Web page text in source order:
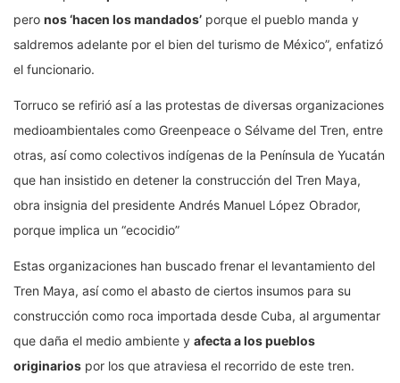
pero nos ‘hacen los mandados’ porque el pueblo manda y
saldremos adelante por el bien del turismo de México”, enfatizó
el funcionario.
Torruco se refirió así a las protestas de diversas organizaciones
medioambientales como Greenpeace o Sélvame del Tren, entre
otras, así como colectivos indígenas de la Península de Yucatán
que han insistido en detener la construcción del Tren Maya,
obra insignia del presidente Andrés Manuel López Obrador,
porque implica un “ecocidio”
Estas organizaciones han buscado frenar el levantamiento del
Tren Maya, así como el abasto de ciertos insumos para su
construcción como roca importada desde Cuba, al argumentar
que daña el medio ambiente y afecta a los pueblos
originarios por los que atraviesa el recorrido de este tren.